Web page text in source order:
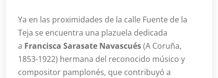
Ya en las proximidades de la calle Fuente de la
Teja se encuentra una plazuela dedicada
a Francisca Sarasate Navascués(A Coruña,
1853-1922) hermana del reconocido músico y
compositor pamplonés, que contribuyó a